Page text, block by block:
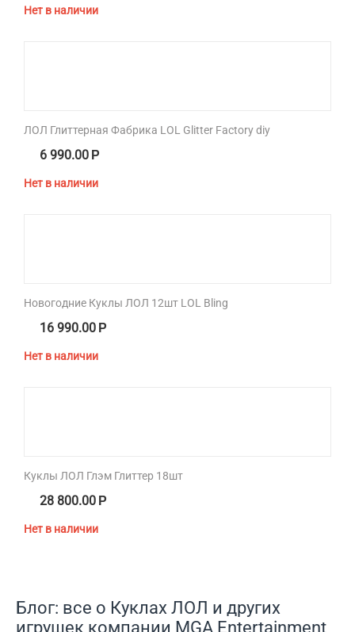
Нет в наличии
ЛОЛ Глиттерная Фабрика LOL Glitter Factory diy
6 990.00 Р
Нет в наличии
Новогодние Куклы ЛОЛ 12шт LOL Bling
16 990.00 Р
Нет в наличии
Куклы ЛОЛ Глэм Глиттер 18шт
28 800.00 Р
Нет в наличии
Блог: все о Куклах ЛОЛ и других
игрушек компании MGA Entertainment